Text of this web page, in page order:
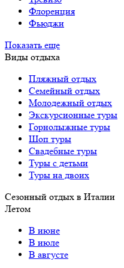
Флоренция
Фьюджи
Показать еще
Виды отдыха
Пляжный отдых
Семейный отдых
Молодежный отдых
Экскурсионные туры
Горнолыжные туры
Шоп туры
Свадебные туры
Туры с детьми
Туры на двоих
Сезонный отдых в Италии
Летом
В июне
В июле
В августе